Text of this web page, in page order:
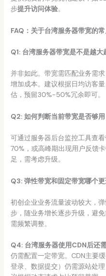
步提升访问体验。
FAQ：关于台湾服务器带宽的
Q1: 台湾服务器带宽是不是越大
并非如此。带宽需匹配业务需
增加成本。建议根据日均访客
估，预留30%-50%冗余即可。
Q2: 如何判断当前带宽是否够用
可通过服务器后台监控工具查
70%，或高峰期出现用户反馈
足，需考虑升级。
Q3: 弹性带宽和固定带宽哪个
初创企业业务流量波动较大，
步，随业务增长逐步升级，避
需频繁调整。
Q4: 台湾服务器使用CDN后还
仍需配置一定带宽。CDN主要
登录、数据提交）仍需源站处